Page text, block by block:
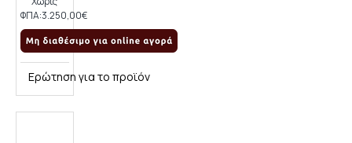
ΦΠΑ:3.250,00€
Ερώτηση για το προϊόν